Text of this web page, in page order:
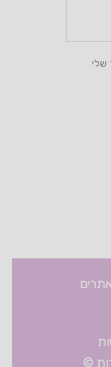
שלי
©